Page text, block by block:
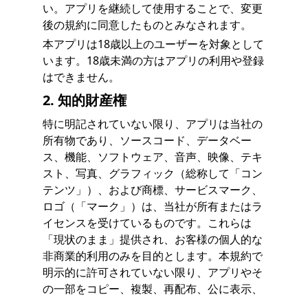
い。アプリを継続して使用することで、変更
後の規約に同意したものとみなされます。
本アプリは18歳以上のユーザーを対象として
います。18歳未満の方はアプリの利用や登録
はできません。
2. 知的財産権
特に明記されていない限り、アプリは当社の
所有物であり、ソースコード、データベー
ス、機能、ソフトウェア、音声、映像、テキ
スト、写真、グラフィック（総称して「コン
テンツ」）、および商標、サービスマーク、
ロゴ（「マーク」）は、当社が所有またはラ
イセンスを受けているものです。これらは
「現状のまま」提供され、お客様の個人的な
非商業的利用のみを目的とします。本規約で
明示的に許可されていない限り、アプリやそ
の一部をコピー、複製、再配布、公に表示、